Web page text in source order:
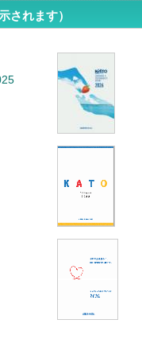
されます）